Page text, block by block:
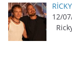
12/